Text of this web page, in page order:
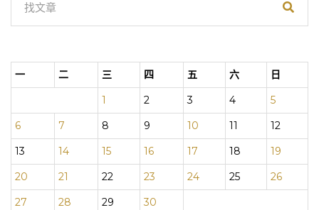
一 二 三 四 五 六
日
1
2 3 4
5
6
7 8 9 10 11
12
13
14 15 16 17 18
19
20
21 22 23 24 25
26
27
28 29 30